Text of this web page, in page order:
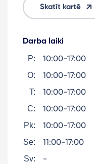
Skatīt kartē
Darba laiki
P: 10:00-17:00
O: 10:00-17:00
T: 10:00-17:00
C: 10:00-17:00
Pk: 10:00-17:00
Se: 11:00-17:00
Sv: -